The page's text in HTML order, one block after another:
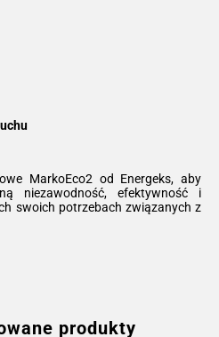
MarkoEco2 od Energeks, aby
niezawodność, efektywność i
swoich potrzebach związanych z
produkty